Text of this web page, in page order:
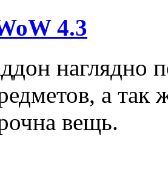
4.3
наглядно
а так
вещь.